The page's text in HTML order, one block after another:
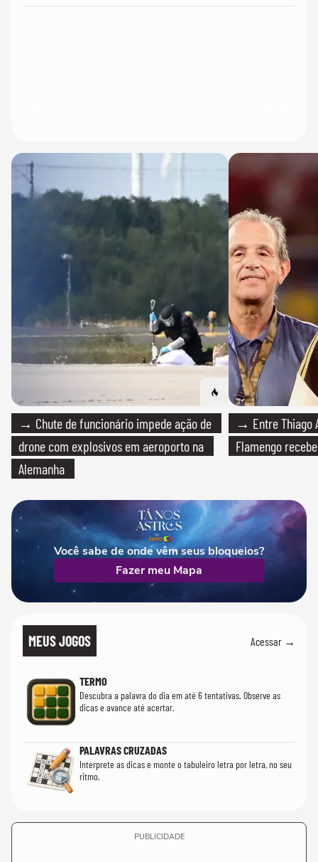
→ Chute de funcionário impede ação de
drone com explosivos em aeroporto na
Alemanha
→ Entre Thiago
Flamengo
Você sabe de onde vêm seus bloqueios?
Fazer meu Mapa
MEUS JOGOS Acessar →
TERMO
Descubra a palavra do dia em até 6 tentativas. Observe as
dicas e avance até acertar.
PALAVRAS CRUZADAS
Interprete as dicas e monte o tabuleiro letra por letra, no seu
ritmo.
PUBLICIDADE